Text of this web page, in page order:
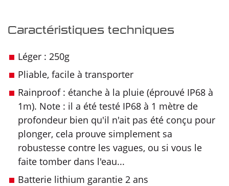
Caractéristiques techniques
Léger : 250g
Pliable, facile à transporter
Rainproof : étanche à la pluie (éprouvé IP68 à
1m). Note : il a été testé IP68 à 1 mètre de
profondeur bien qu'il n'ait pas été conçu pour
plonger, cela prouve simplement sa
robustesse contre les vagues, ou si vous le
faite tomber dans l'eau...
Batterie lithium garantie 2 ans